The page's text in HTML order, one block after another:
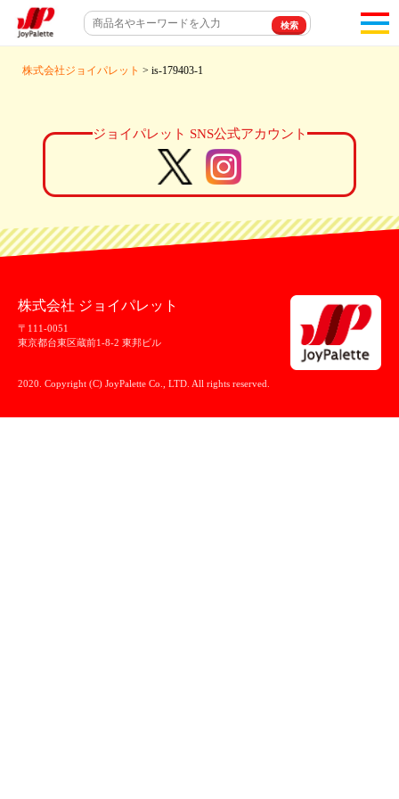
株式会社ジョイパレット > is-179403-1
ジョイパレット SNS公式アカウント
株式会社 ジョイパレット
〒111-0051
東京都台東区蔵前1-8-2 東邦ビル
2020. Copyright (C) JoyPalette Co., LTD. All rights reserved.